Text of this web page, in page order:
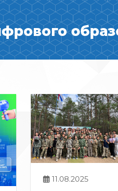
11.08.2025